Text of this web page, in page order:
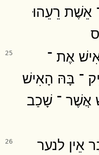
אֵשֶׁת רֵעֵהוּ
25
אֶת ־
־ בָּהּ הָאִישׁ
אֲשֶׁר ־ שָׁכַב
26
אֵין לנער